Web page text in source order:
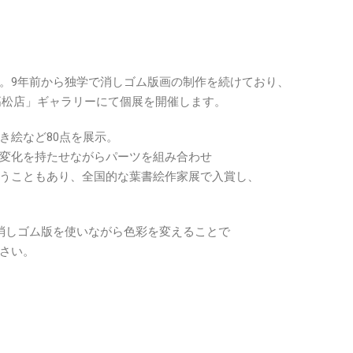
年前から独学で消しゴム版画の制作を続けており、
店」ギャラリーにて個展を開催します。
絵など80点を展示。
化を持たせながらパーツを組み合わせ
ともあり、全国的な葉書絵作家展で入賞し、
ゴム版を使いながら色彩を変えることで
い。